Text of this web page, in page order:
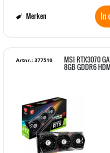
In
Merken
MSI RTX3070
8GB GDDR6
Artnr.: 377510